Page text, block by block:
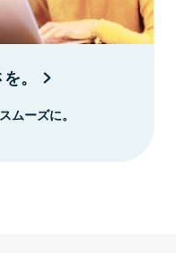
。
ムーズに。